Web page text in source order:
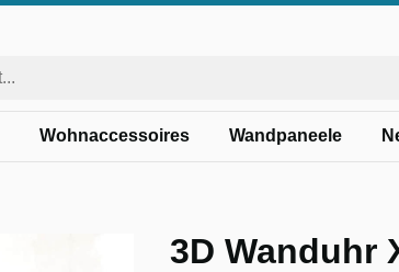
Wohnaccessoires Wandpaneele
3D Wanduhr